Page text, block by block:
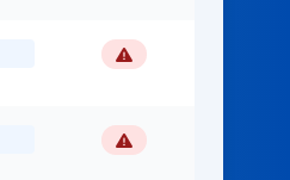
Flagged
Flagged